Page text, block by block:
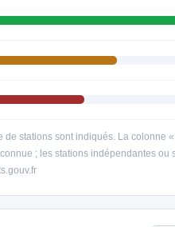
stations sont indiqués. La colonne
; les stations indépendantes ou